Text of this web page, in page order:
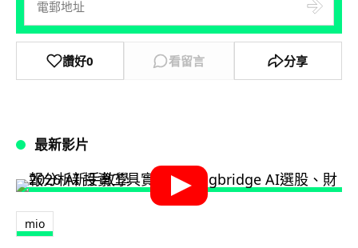
讚好0 看留言 分享
最新影片
mio